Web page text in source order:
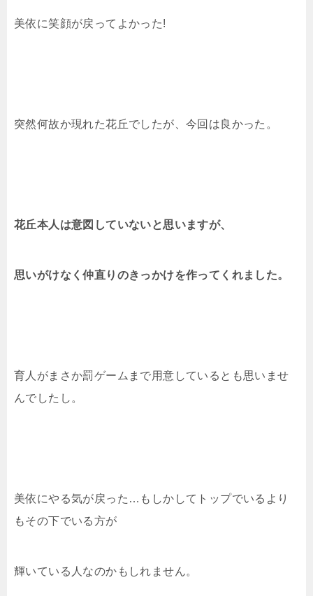
美依に笑顔が戻ってよかった!
突然何故か現れた花丘でしたが、今回は良かった。
花丘本人は意図していないと思いますが、
思いがけなく仲直りのきっかけを作ってくれました。
育人がまさか罰ゲームまで用意しているとも思いませ
んでしたし。
美依にやる気が戻った…もしかしてトップでいるより
もその下でいる方が
輝いている人なのかもしれません。